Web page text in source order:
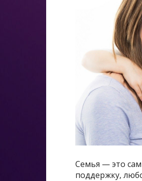
Семья — это
поддержку,